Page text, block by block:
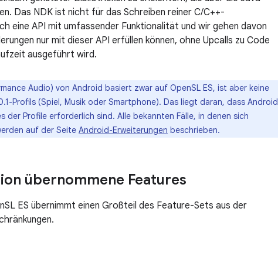
Das NDK ist nicht für das Schreiben reiner C/C++-
eine API mit umfassender Funktionalität und wir gehen davon
nur mit dieser API erfüllen können, ohne Upcalls zu Code
ausgeführt wird.
Audio) von Android basiert zwar auf OpenSL ES, ist aber keine
Profils (Spiel, Musik oder Smartphone). Das liegt daran, dass Android
der Profile erforderlich sind. Alle bekannten Fälle, in denen sich
auf der Seite Android-Erweiterungen beschrieben.
übernommene Features
ES übernimmt einen Großteil des Feature-Sets aus der